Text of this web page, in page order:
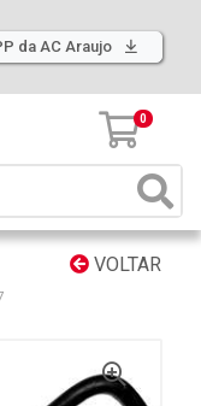
da AC Araujo
0
VOLTAR